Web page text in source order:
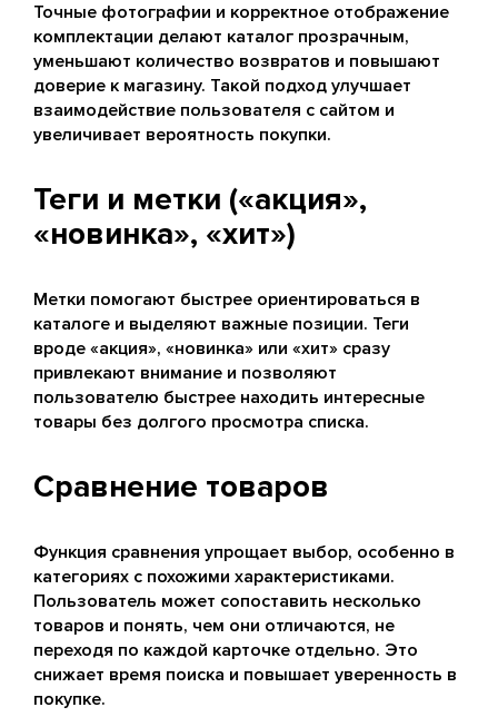
Точные фотографии и корректное отображение
комплектации делают каталог прозрачным,
уменьшают количество возвратов и повышают
доверие к магазину. Такой подход улучшает
взаимодействие пользователя с сайтом и
увеличивает вероятность покупки.
Теги и метки («акция»,
«новинка», «хит»)
Метки помогают быстрее ориентироваться в
каталоге и выделяют важные позиции. Теги
вроде «акция», «новинка» или «хит» сразу
привлекают внимание и позволяют
пользователю быстрее находить интересные
товары без долгого просмотра списка.
Сравнение товаров
Функция сравнения упрощает выбор, особенно в
категориях с похожими характеристиками.
Пользователь может сопоставить несколько
товаров и понять, чем они отличаются, не
переходя по каждой карточке отдельно. Это
снижает время поиска и повышает уверенность в
покупке.